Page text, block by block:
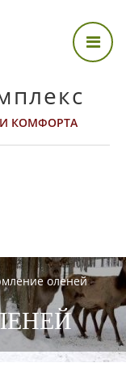
КОМФОРТА
оленей